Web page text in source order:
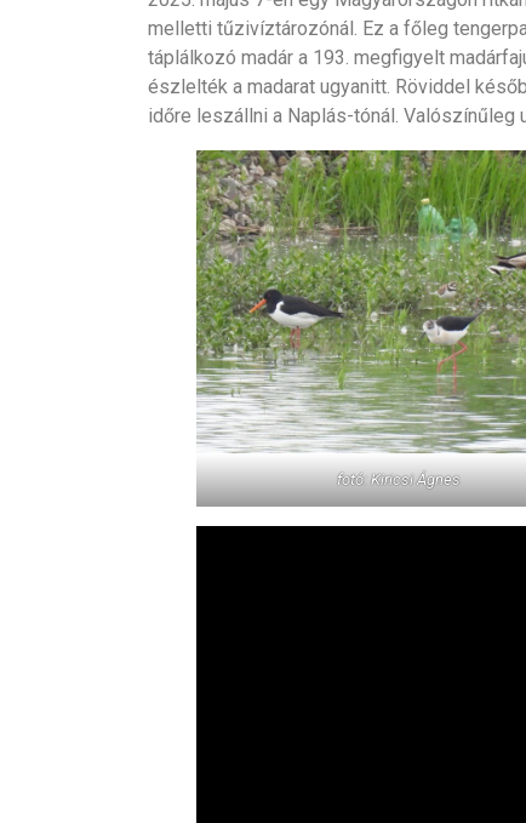
melletti tűzivíztározónál. Ez a főleg
táplálkozó madár a 193. megfigyelt
észlelték a madarat ugyanitt. Röviddel
időre leszállni a Naplás-tónál. Valószínűleg
fotó: Kiricsi Ágnes